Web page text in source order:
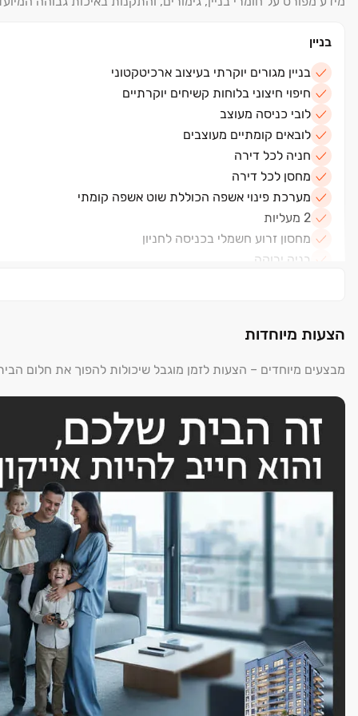
בניין
בניין מגורים יוקרתי בעיצוב ארכיטקטוני
חיפוי חיצוני בלוחות קשיחים יוקרתיים
לובי כניסה מעוצב
לובאים קומתיים מעוצבים
חניה לכל דירה
מחסן לכל דירה
מערכת פינוי אשפה הכוללת שוט אשפה קומתי
2 מעליות
מחסון זרוע חשמלי בכניסה לחניון
בניה ירוקה
דלתות פנים איכותיות, דלת נגרות בממ״ד
ריצוף גרניט פורצלן יוקרתי 100 * 100 מתוך מגוון רחב, למעט בחדרים רטובים
ריצוף מרפסות דגם אנטי סליפ במגוון רחב של דוגמאות
מטבח מעוצב הכולל ארונות עליונים ותחתונים עד 8 מטר
ארון בילט אין גבוה לתנור ומיקרו, קלאפה עליונה
כיור בהתקנה שטוחה (אפשרות לכיור כפול)
שיש יוקרתי מסוג אבן קיסר במבחר גוונים
ברז ניל למקרר במטבח
טיימר לדדו שמש
מערכת מיזוג אוויר בטכנולוגית VRFלשליטה בכל חדר בנפרד
חלונות דאבל גלאס (בידודית)
נקודת גז במרפסת שמש ונקודת גז במטבח
אלומיניום איכותי
מאוורר תקרה עמיד למים במרפסת שמש
הצעות מיוחדות
מבצעים מיוחדים – הצעות לזמן מוגבל שיכולות להפוך את חלום